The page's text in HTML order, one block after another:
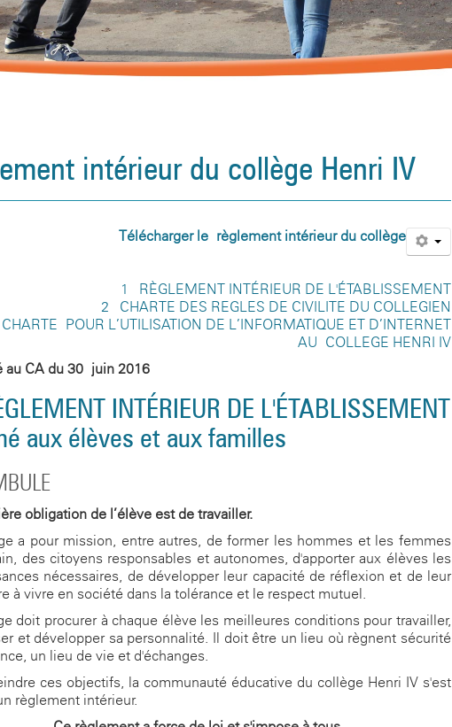
intérieur du collège Henri IV
Télécharger le règlement intérieur du collège
1 - RÈGLEMENT INTÉRIEUR DE L'ÉTABLISSEMENT
2 - CHARTE DES REGLES DE CIVILITE DU COLLEGIEN
POUR L’UTILISATION DE L’INFORMATIQUE ET D’INTERNET
AU COLLEGE HENRI IV
au CA du 30 juin 2016
INTÉRIEUR DE L'ÉTABLISSEMENT
aux élèves et aux familles
obligation de l’élève est de travailler.
a pour mission, entre autres, de former les hommes et les femmes
des citoyens responsables et autonomes, d'apporter aux élèves les
nécessaires, de développer leur capacité de réflexion et de leur
à vivre en société dans la tolérance et le respect mutuel.
doit procurer à chaque élève les meilleures conditions pour travailler,
et développer sa personnalité. Il doit être un lieu où règnent sécurité
un lieu de vie et d'échanges.
ces objectifs, la communauté éducative du collège Henri IV s'est
règlement intérieur.